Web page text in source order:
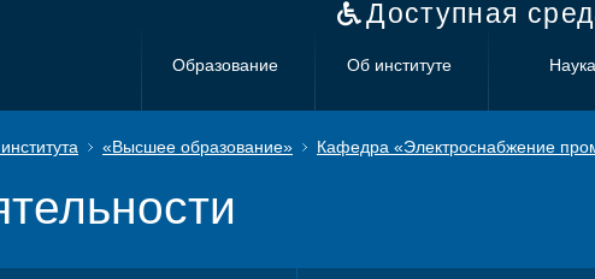
Доступная
Образование Об институте Наука
«Высшее образование» Кафедра «Электроснабжение